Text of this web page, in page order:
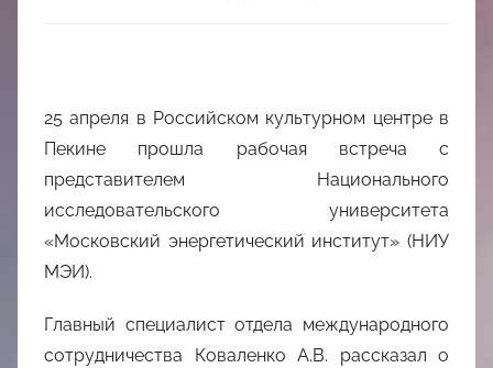
25 апреля в Российском культурном центре в
Пекине прошла рабочая встреча с
представителем Национального
исследовательского университета
«Московский энергетический институт» (НИУ
МЭИ).
Главный специалист отдела международного
сотрудничества Коваленко А.В. рассказал о